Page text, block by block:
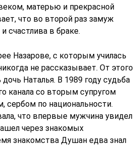
матерью и прекрасной
что во второй раз замуж
счастлива в браке.
Назарове, с которым училась
не рассказывает. От этого
дочь Наталья. В 1989 году судьба
канала со вторым супругом
по национальности.
что впервые мужчина увидел
через знакомых
знакомства Душан едва знал